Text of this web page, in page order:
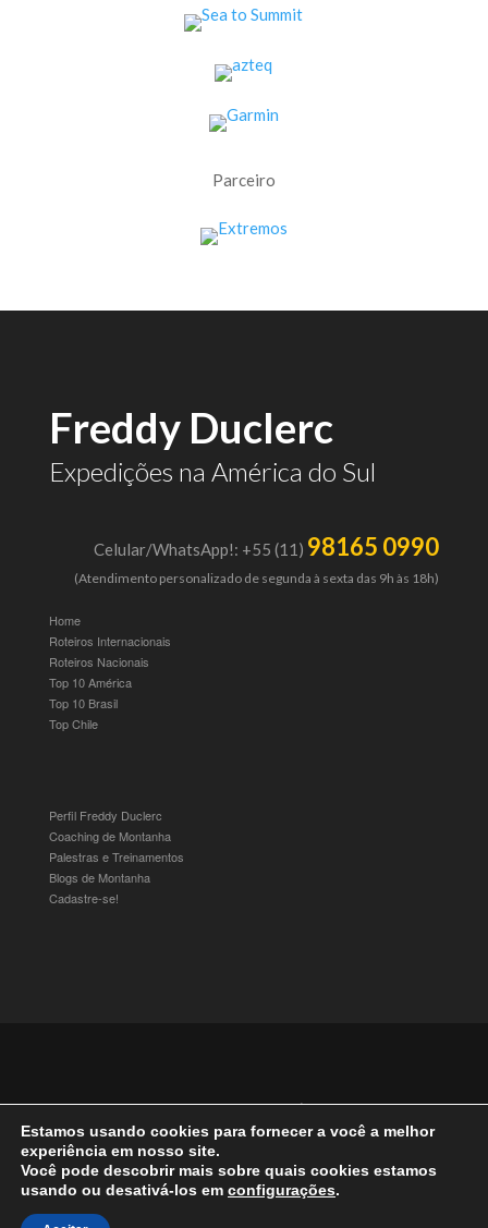
Parceiro
Freddy Duclerc
Expedições na América do Sul
Celular/WhatsApp!: +55 (11) 98165 0990
(Atendimento personalizado de segunda à sexta das 9h às 18h)
Home
Roteiros Internacionais
Roteiros Nacionais
Top 10 América
Top 10 Brasil
Top Chile
Perfil Freddy Duclerc
Coaching de Montanha
Palestras e Treinamentos
Blogs de Montanha
Cadastre-se!
© 2016-2025 Freddy Duclerc - Expedições na Ámerica do Sul.
Devenvolvido porStudioz4 | Política de Privacidade
Estamos usando cookies para fornecer a você a melhor
experiência em nosso site.
Você pode descobrir mais sobre quais cookies estamos
usando ou desativá-los em configurações.